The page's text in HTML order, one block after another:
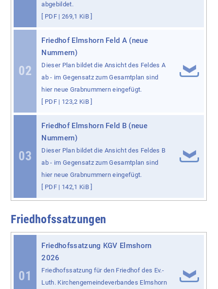
abgebildet.
PDF | 269,1 KiB ]
02
Friedhof Elmshorn Feld A (neue
Nummern)
Dieser Plan bildet die Ansicht des Feldes A
ab - im Gegensatz zum Gesamtplan sind
hier neue Grabnummern eingefügt.
PDF | 123,2 KiB ]
03
Friedhof Elmshorn Feld B (neue
Nummern)
Dieser Plan bildet die Ansicht des Feldes B
ab - im Gegensatz zum Gesamtplan sind
hier neue Grabnummern eingefügt.
PDF | 142,1 KiB ]
Friedhofssatzungen
01
Friedhofssatzung KGV Elmshorn
2026
Friedhofssatzung für den Friedhof des Ev.-
Luth. Kirchengemeindeverbandes Elmshorn